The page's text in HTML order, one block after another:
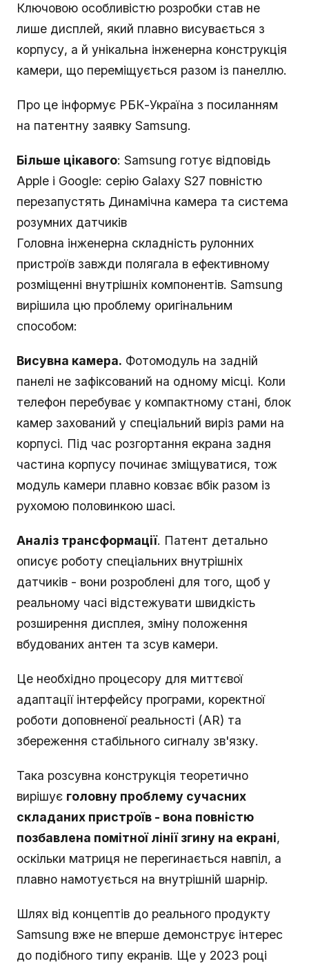
Ключовою особливістю розробки став не
лише дисплей, який плавно висувається з
корпусу, а й унікальна інженерна конструкція
камери, що переміщується разом із панеллю.
Про це інформує РБК-Україна з посиланням
на патентну заявку Samsung.
Більше цікавого: Samsung готує відповідь
Apple і Google: серію Galaxy S27 повністю
перезапустять Динамічна камера та система
розумних датчиків
Головна інженерна складність рулонних
пристроїв завжди полягала в ефективному
розміщенні внутрішніх компонентів. Samsung
вирішила цю проблему оригінальним
способом:
Висувна камера. Фотомодуль на задній
панелі не зафіксований на одному місці. Коли
телефон перебуває у компактному стані, блок
камер захований у спеціальний виріз рами на
корпусі. Під час розгортання екрана задня
частина корпусу починає зміщуватися, тож
модуль камери плавно ковзає вбік разом із
рухомою половинкою шасі.
Аналіз трансформації. Патент детально
описує роботу спеціальних внутрішніх
датчиків - вони розроблені для того, щоб у
реальному часі відстежувати швидкість
розширення дисплея, зміну положення
вбудованих антен та зсув камери.
Це необхідно процесору для миттєвої
адаптації інтерфейсу програми, коректної
роботи доповненої реальності (AR) та
збереження стабільного сигналу зв'язку.
Така розсувна конструкція теоретично
вирішує головну проблему сучасних
складаних пристроїв - вона повністю
позбавлена помітної лінії згину на екрані,
оскільки матриця не перегинається навпіл, а
плавно намотується на внутрішній шарнір.
Шлях від концептів до реального продукту
Samsung вже не вперше демонструє інтерес
до подібного типу екранів. Ще у 2023 році